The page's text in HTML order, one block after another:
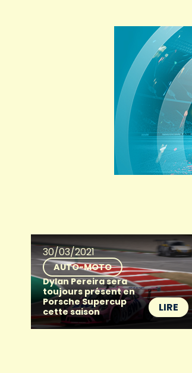
30/03/2021
AUTO-MOTO
Dylan Pereira sera
toujours présent en
Porsche Supercup
cette saison
LIRE